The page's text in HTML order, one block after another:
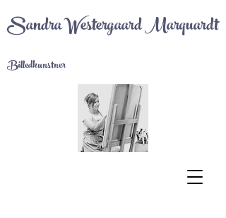
Sandra Westergaard Marquardt
Billedkunstner